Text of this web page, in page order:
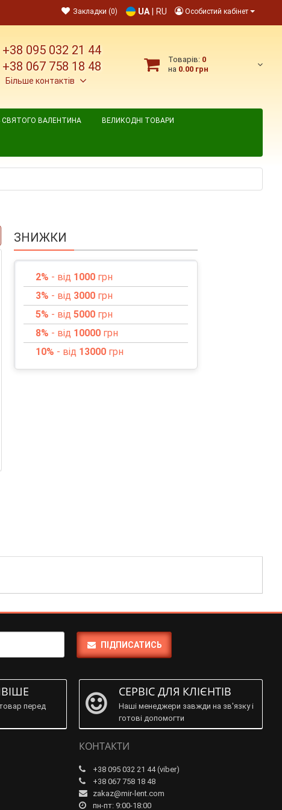
Особистий кабінет
UA RU
Закладки (0)
+38 095 032 21 44
+38 067 758 18 48
Більше контактів
Товарів: 0
на 0.00 грн
СВЯТОГО ВАЛЕНТИНА ВЕЛИКОДНІ ТОВАРИ
рожевий, 1 шт.
ЗНИЖКИ
2% - від 1000грн
3% - від 3000грн
5% - від 5000грн
8% - від 10000грн
10% - від 13000грн
ПІДПИСАТИСЬ
перед
СЕРВІС ДЛЯ КЛІЄНТІВ
Наші менеджери завжди на зв'язку і
готові допомогти
КОНТАКТИ
+38 095 032 21 44 (viber)
+38 067 758 18 48
zakaz@mir-lent.com
пн-пт: 9:00-18:00